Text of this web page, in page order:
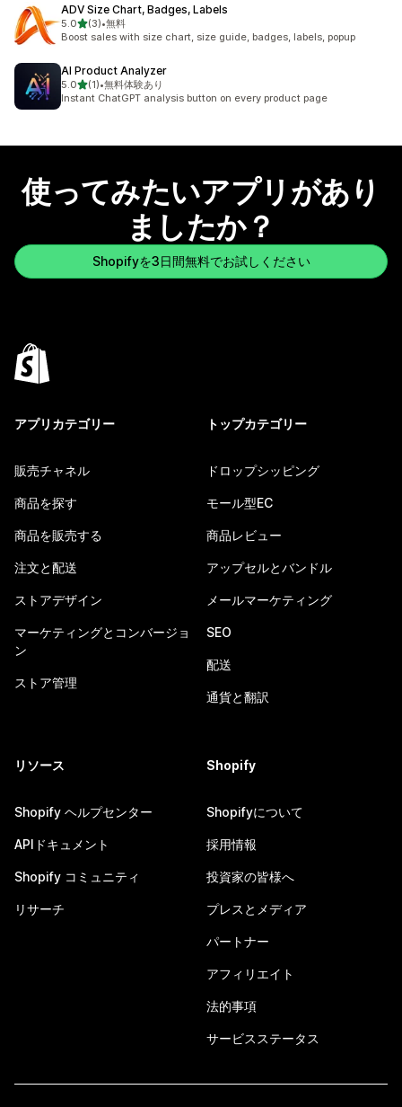
ADV Size Chart, Badges, Labels
5.05つ星中
(3)
合計レビュー数：3件
•無料
Boost sales with size chart, size guide, badges, labels, popup
AI Product Analyzer
5.05つ星中
(1)
合計レビュー数：1件
•無料体験あり
Instant ChatGPT analysis button on every product page
使ってみたいアプリがあり
ましたか？
Shopifyを3日間無料でお試しください
アプリカテゴリー
販売チャネル
商品を探す
商品を販売する
注文と配送
ストアデザイン
マーケティングとコンバージョ
ン
ストア管理
トップカテゴリー
ドロップシッピング
モール型EC
商品レビュー
アップセルとバンドル
メールマーケティング
SEO
配送
通貨と翻訳
リソース
Shopify ヘルプセンター
APIドキュメント
Shopify コミュニティ
リサーチ
Shopify
Shopifyについて
採用情報
投資家の皆様へ
プレスとメディア
パートナー
アフィリエイト
法的事項
サービスステータス